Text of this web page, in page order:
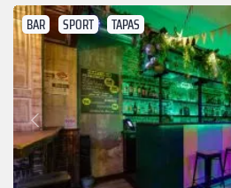
BAR SPORT TAPAS
Précédent